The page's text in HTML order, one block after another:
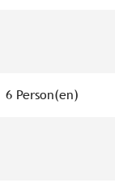
6 Person(en)